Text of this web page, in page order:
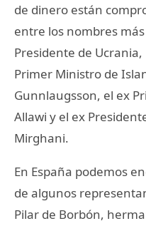
de dinero están
entre los nombres
Presidente de
Primer Ministro de
Gunnlaugsson, el ex
Allawi y el ex
Mirghani.
En España podemos
de algunos
Pilar de Borbón,